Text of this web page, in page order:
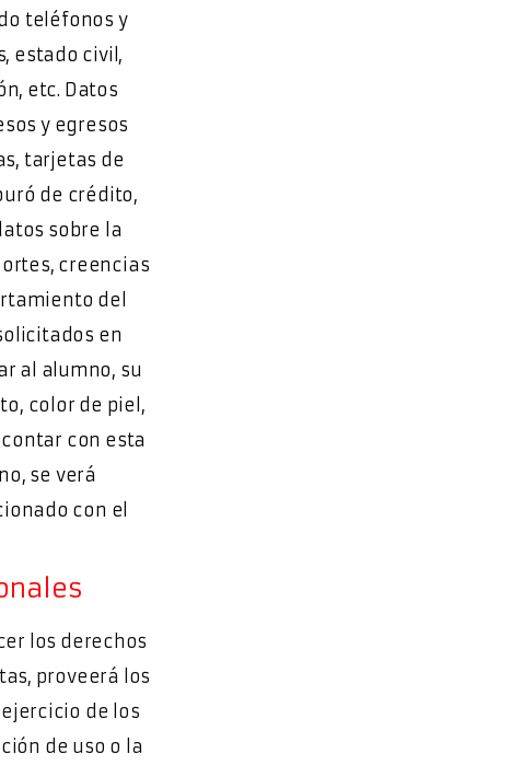
teléfonos y
estado civil,
etc. Datos
y egresos
tarjetas de
de crédito,
sobre la
creencias
del
en
al alumno, su
color de piel,
con esta
se verá
con el
los derechos
proveerá los
de los
de uso o la